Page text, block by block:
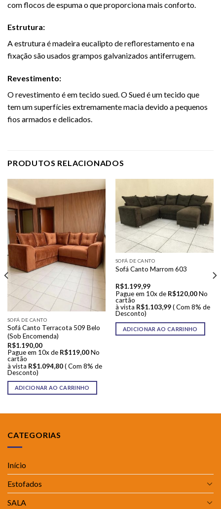
com flocos de espuma o que proporciona mais conforto.
Estrutura:
A estrutura é madeira eucalipto de reflorestamento e na
fixação são usados grampos galvanizados antiferrugem.
Revestimento:
O revestimento é em tecido sued. O Sued é um tecido que
tem um superfícies extremamente macia devido a pequenos
fios armados e delicados.
PRODUTOS RELACIONADOS
SOFÁ DE CANTO
Sofá Canto Terracota 509 Belo
(Sob Encomenda)
R$1.190,00
Pague em 10x de R$119,00 No
cartão
à vista R$1.094,80 ( Com 8% de
Desconto)
ADICIONAR AO CARRINHO
SOFÁ DE CANTO
Sofá Canto Marrom 603
R$1.199,99
Pague em 10x de R$120,00 No
cartão
à vista R$1.103,99 ( Com 8% de
Desconto)
ADICIONAR AO CARRINHO
CATEGORIAS
Início
Estofados
SALA